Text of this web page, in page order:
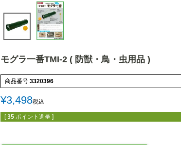
モグラ一番TMI-2 ( 防獣・鳥・虫用品 )
商品番号 3320396
¥3,498税込
[ 35 ポイント進呈 ]